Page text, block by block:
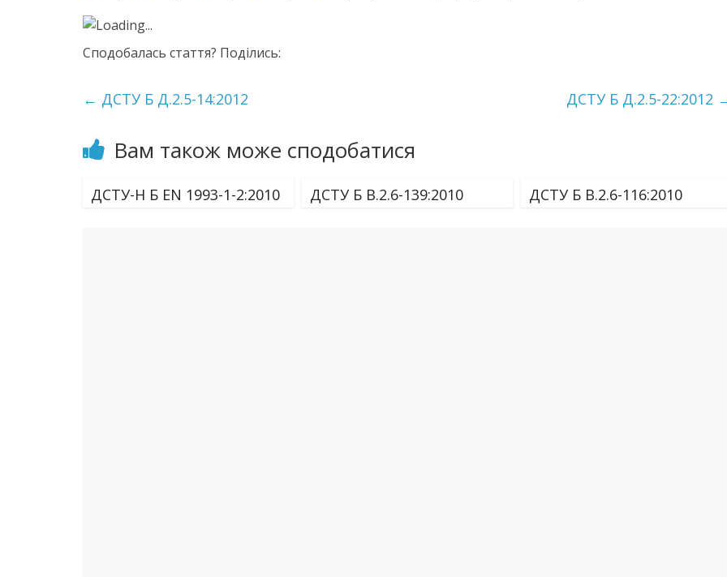
Loading...
Сподобалась стаття? Поділись:
← ДСТУ Б Д.2.5-14:2012 ДСТУ Б Д.2.5-22:2012
Вам також може сподобатися
ДСТУ-Н Б EN 1993-1-2:2010 ДСТУ Б В.2.6-139:2010 ДСТУ Б В.2.6-116:2010